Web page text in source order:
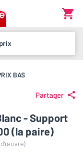
BAS
Partager
- Support
(la paire)